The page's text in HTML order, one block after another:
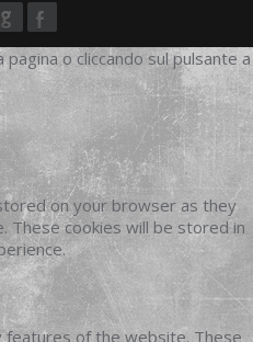
pagina o cliccando sul pulsante a
on your browser as they
These cookies will be stored in
features of the website. These